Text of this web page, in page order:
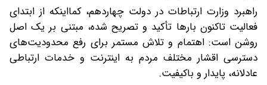
راهبرد وزارت ارتباطات در دولت چهاردهم، کمااینکه از ابتدای
فعالیت تاکنون بارها تأکید و تصریح شده، مبتنی بر یک اصل
روشن است: اهتمام و تلاش مستمر برای رفع محدودیت‌های
دسترسی اقشار مختلف مردم به اینترنت و خدمات ارتباطی
عادلانه، پایدار و باکیفیت.